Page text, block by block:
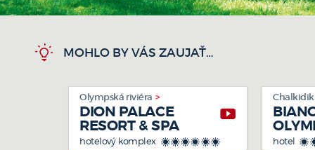
MOHLO BY VÁS ZAUJAŤ…
Olympská riviéra
DION PALACE
RESORT & SPA
hotelový komplex ****** hotel